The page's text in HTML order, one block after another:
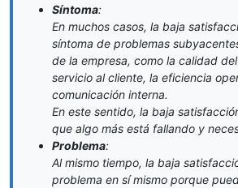
Síntoma:
En muchos casos, la baja
síntoma de problemas
de la empresa, como la calidad
servicio al cliente, la eficiencia
comunicación interna.
En este sentido, la baja
que algo más está fallando y
Problema:
Al mismo tiempo, la baja
problema en sí mismo porque